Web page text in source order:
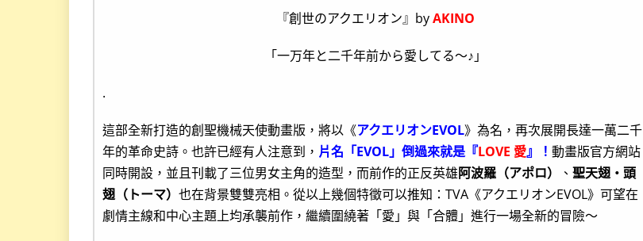
『創世のアクエリオン』byAKINO
「一万年と二千年前から愛してる～♪」
.
這部全新打造的創聖機械天使動畫版，將以《アクエリオンEVOL》為名，再次展開長達一萬二千
年的革命史詩。也許已經有人注意到， 片名「EVOL」倒過來就是『LOVE 愛』！ 動畫版官方網站
同時開設，並且刊載了三位男女主角的造型，而前作的正反英雄阿波羅（アポロ） 、 聖天翅・頭
翅（トーマ） 也在背景雙雙亮相。從以上幾個特徵可以推知：TVA《アクエリオンEVOL》可望在
劇情主線和中心主題上均承襲前作，繼續圍繞著「愛」與「合體」進行一場全新的冒險～